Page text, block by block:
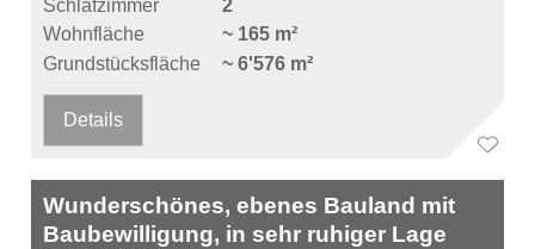
Schlafzimmer
2
Wohnfläche
~ 165 m²
Grundstücksfläche
~ 6'576 m²
Details
Wunderschönes, ebenes Bauland mit
Baubewilligung, in sehr ruhiger Lage